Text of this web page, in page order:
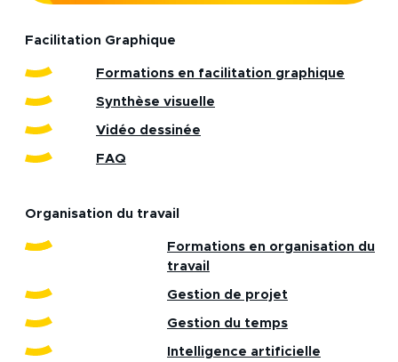
Facilitation Graphique
Formations en facilitation graphique
Synthèse visuelle
Vidéo dessinée
FAQ
Organisation du travail
Formations en organisation du
travail
Gestion de projet
Gestion du temps
Intelligence artificielle